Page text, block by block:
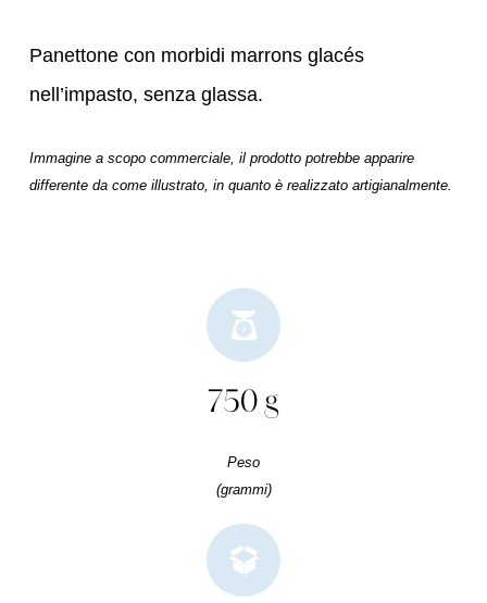
Panettone con morbidi marrons glacés
nell’impasto, senza glassa.
Immagine a scopo commerciale, il prodotto potrebbe apparire
differente da come illustrato, in quanto è realizzato artigianalmente.
750 g
Peso
(grammi)